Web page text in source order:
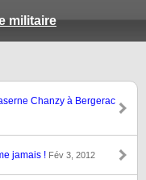
militaire
Chanzy à Bergerac
jamais ! Fév 3, 2012